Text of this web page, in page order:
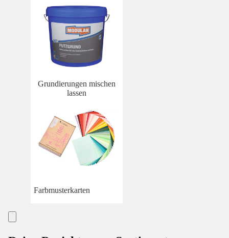
Grundierungen mischen
lassen
Farbmusterkarten